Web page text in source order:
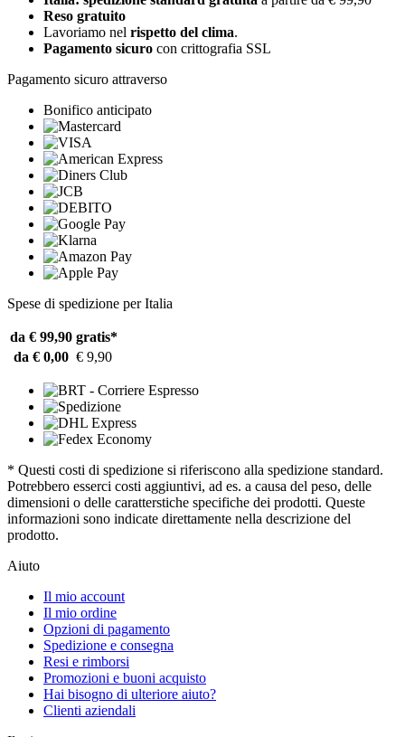
Reso gratuito
Lavoriamo nel rispetto del clima.
Pagamento sicuro con crittografia SSL
Pagamento sicuro attraverso
Bonifico anticipato
Spese di spedizione per Italia
da € 99,90 gratis*
da € 0,00 € 9,90
* Questi costi di spedizione si riferiscono alla spedizione standard.
Potrebbero esserci costi aggiuntivi, ad es. a causa del peso, delle
dimensioni o delle caratterstiche specifiche dei prodotti. Queste
informazioni sono indicate direttamente nella descrizione del
prodotto.
Aiuto
Il mio account
Il mio ordine
Opzioni di pagamento
Spedizione e consegna
Resi e rimborsi
Promozioni e buoni acquisto
Hai bisogno di ulteriore aiuto?
Clienti aziendali